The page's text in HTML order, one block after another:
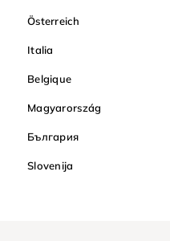
Österreich
Italia
Belgique
Magyarország
България
Slovenija